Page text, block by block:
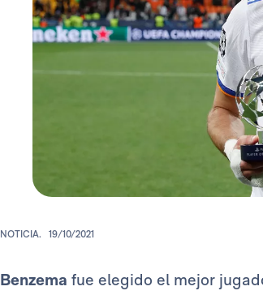
NOTICIA. 19/10/2021
Benzema fue elegido el mejor